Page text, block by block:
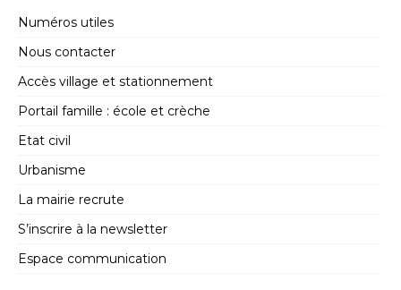
Numéros utiles
Nous contacter
Accès village et stationnement
Portail famille : école et crèche
Etat civil
Urbanisme
La mairie recrute
S’inscrire à la newsletter
Espace communication